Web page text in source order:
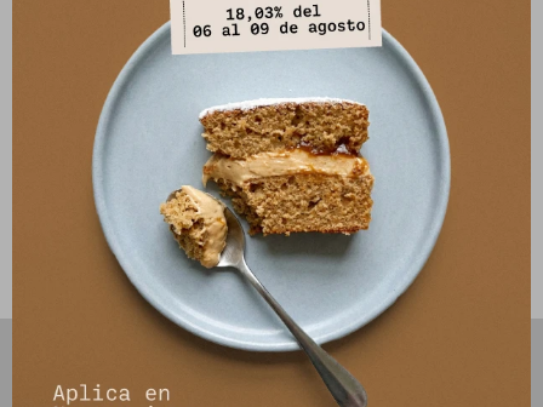
Ver opciones de pago y planes de cuotas
Cambios y Devoluciones
PRODUCTOS QUE TE PUEDEN INTERESAR